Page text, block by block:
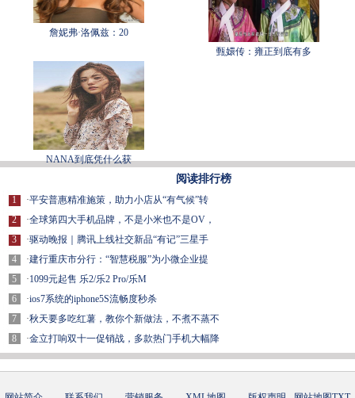
詹妮弗·洛佩兹：20
甄嬛传：雍正到底有多
NANA到底凭什么获
阅读排行榜
1
2
3
4
5
6
7
8
·平安普惠精准施策，助力小店从“有气候”转
·全球第四大手机品牌，不是小米也不是OV，
·驱动晚报｜腾讯上线社交新品“有记”三星手
·建行重庆市分行：“智慧税服”为小微企业提
·1099元起售 乐2/乐2 Pro/乐M
·ios7系统的iphone5S流畅度秒杀
·秋天要多吃红薯，教你个新做法，不煮不蒸不
·金立打响双十一促销战，多款热门手机大幅降